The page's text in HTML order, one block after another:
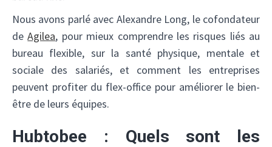
Nous avons parlé avec Alexandre Long, le cofondateur
deAgilea, pour mieux comprendre les risques liés au
bureau flexible, sur la santé physique, mentale et
sociale des salariés, et comment les entreprises
peuvent profiter du flex-office pour améliorer le bien-
être de leurs équipes.
Hubtobee : Quels sont les